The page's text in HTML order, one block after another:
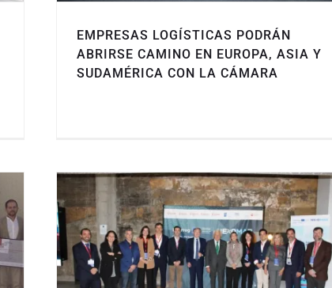
EMPRESAS LOGÍSTICAS PODRÁN
ABRIRSE CAMINO EN EUROPA, ASIA Y
SUDAMÉRICA CON LA CÁMARA